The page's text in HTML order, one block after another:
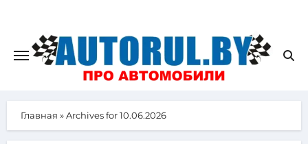
Главная »Archives for 10.06.2026